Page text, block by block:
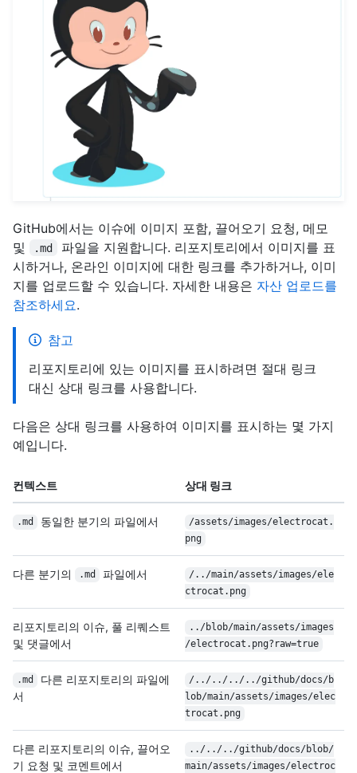
GitHub에서는 이슈에 이미지 포함, 끌어오기 요청, 메모
및
.md
파일을 지원합니다. 리포지토리에서 이미지를 표
시하거나, 온라인 이미지에 대한 링크를 추가하거나, 이미
지를 업로드할 수 있습니다. 자세한 내용은 자산 업로드를
참조하세요.
참고
리포지토리에 있는 이미지를 표시하려면 절대 링크
대신 상대 링크를 사용합니다.
다음은 상대 링크를 사용하여 이미지를 표시하는 몇 가지
예입니다.
컨텍스트 상대 링크
.md 동일한 분기의 파일에서
/assets/images/electrocat.
png
다른 분기의 .md 파일에서
/../main/assets/images/ele
ctrocat.png
리포지토리의 이슈, 풀 리퀘스트
및 댓글에서
../blob/main/assets/images
/electrocat.png?raw=true
.md
다른 리포지토리의 파일에
서
/../../../../github/docs/b
lob/main/assets/images/elec
trocat.png
다른 리포지토리의 이슈, 끌어오
기 요청 및 코멘트에서
../../../github/docs/blob/
main/assets/images/electroc